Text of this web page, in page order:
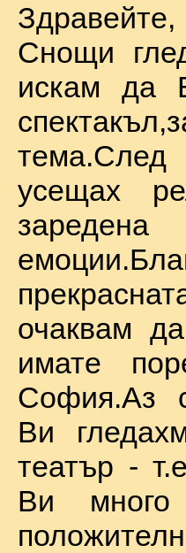
Здравейте,
Снощи
искам да
усещах
очаквам
имате
София.Аз
Ви
театър -
Ви